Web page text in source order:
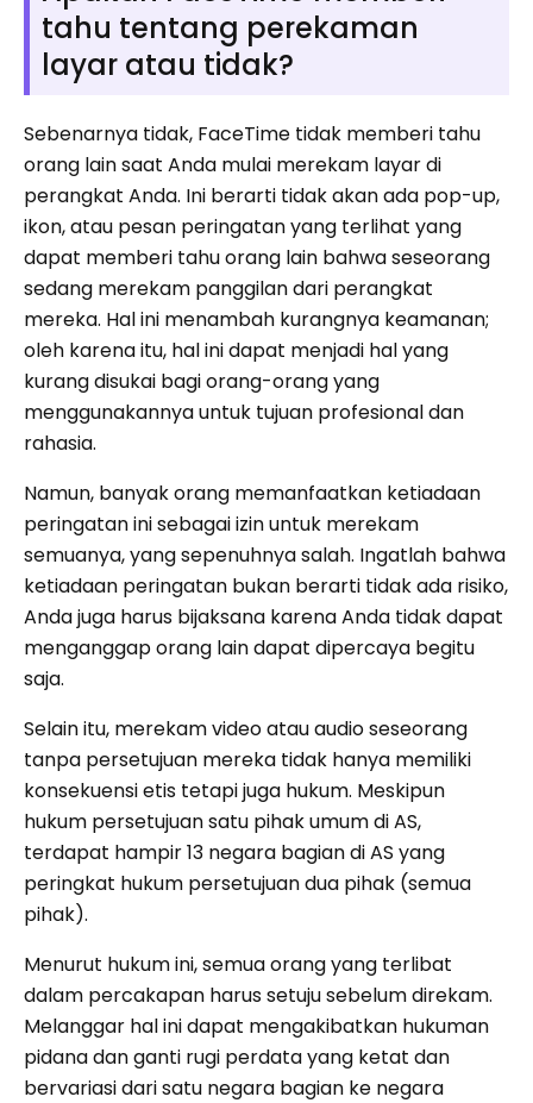
tahu tentang perekaman
layar atau tidak?
Sebenarnya tidak, FaceTime tidak memberi tahu
orang lain saat Anda mulai merekam layar di
perangkat Anda. Ini berarti tidak akan ada pop-up,
ikon, atau pesan peringatan yang terlihat yang
dapat memberi tahu orang lain bahwa seseorang
sedang merekam panggilan dari perangkat
mereka. Hal ini menambah kurangnya keamanan;
oleh karena itu, hal ini dapat menjadi hal yang
kurang disukai bagi orang-orang yang
menggunakannya untuk tujuan profesional dan
rahasia.
Namun, banyak orang memanfaatkan ketiadaan
peringatan ini sebagai izin untuk merekam
semuanya, yang sepenuhnya salah. Ingatlah bahwa
ketiadaan peringatan bukan berarti tidak ada risiko,
Anda juga harus bijaksana karena Anda tidak dapat
menganggap orang lain dapat dipercaya begitu
saja.
Selain itu, merekam video atau audio seseorang
tanpa persetujuan mereka tidak hanya memiliki
konsekuensi etis tetapi juga hukum. Meskipun
hukum persetujuan satu pihak umum di AS,
terdapat hampir 13 negara bagian di AS yang
peringkat hukum persetujuan dua pihak (semua
pihak).
Menurut hukum ini, semua orang yang terlibat
dalam percakapan harus setuju sebelum direkam.
Melanggar hal ini dapat mengakibatkan hukuman
pidana dan ganti rugi perdata yang ketat dan
bervariasi dari satu negara bagian ke negara